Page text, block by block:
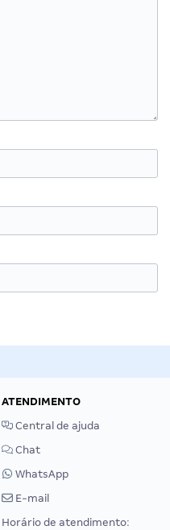
ATENDIMENTO
Central de ajuda
Chat
WhatsApp
E-mail
Horário de atendimento: